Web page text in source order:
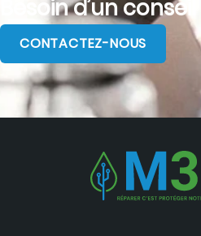
Besoin d’un conseil ?
CONTACTEZ-NOUS